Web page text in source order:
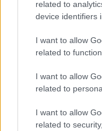
related to
device identifiers
I want to allow
related to
I want to allow
related to
I want to allow
related to